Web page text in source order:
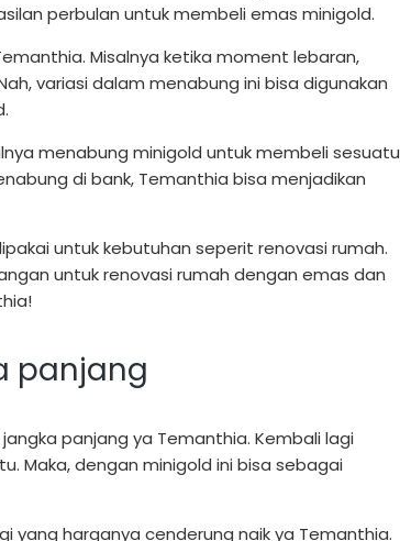
perbulan untuk membeli emas minigold.
Misalnya ketika moment lebaran,
variasi dalam menabung ini bisa digunakan
menabung minigold untuk membeli sesuatu
di bank, Temanthia bisa menjadikan
untuk kebutuhan seperit renovasi rumah.
untuk renovasi rumah dengan emas dan
panjang
panjang ya Temanthia. Kembali lagi
Maka, dengan minigold ini bisa sebagai
yang harganya cenderung naik ya Temanthia.